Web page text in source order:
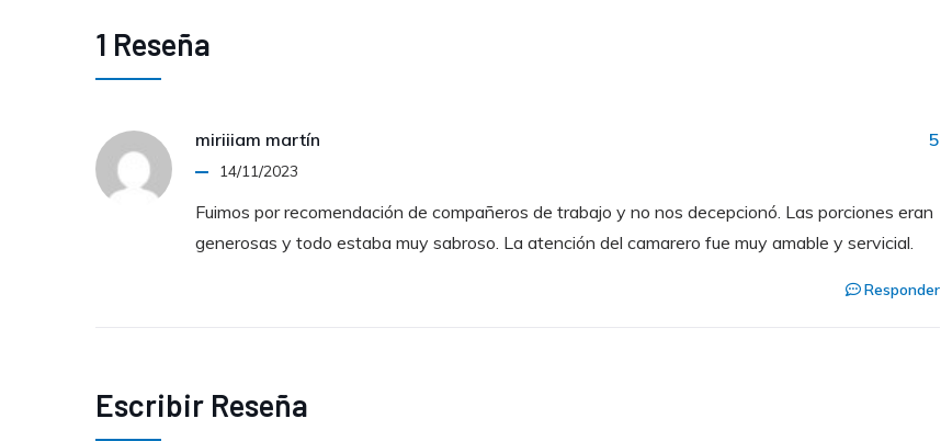
1 Reseña
miriiiam martín
14/11/2023
Fuimos por recomendación de compañeros de trabajo y no nos decepcionó. Las porciones eran
generosas y todo estaba muy sabroso. La atención del camarero fue muy amable y servicial.
5
Responder
Escribir Reseña